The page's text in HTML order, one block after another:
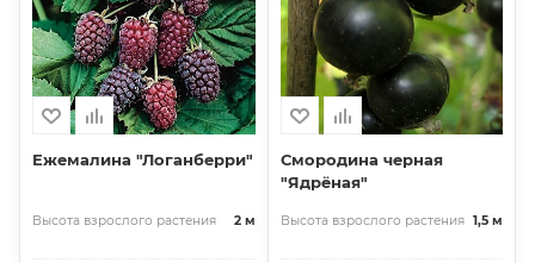
Ежемалина "Логанберри"
Высота взрослого растения 2 м
Смородина черная
"Ядрёная"
Высота взрослого растения 1,5 м